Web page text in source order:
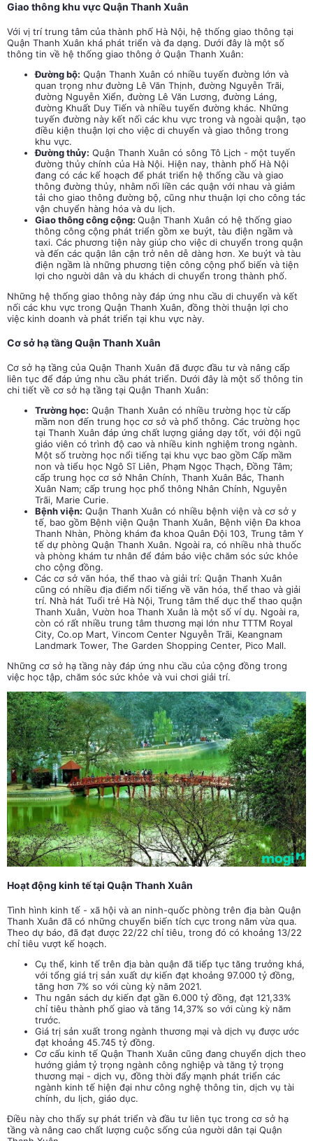
Giao thông khu vực Quận Thanh Xuân
Với vị trí trung tâm của thành phố Hà Nội, hệ thống giao thông tại
Quận Thanh Xuân khá phát triển và đa dạng. Dưới đây là một số
thông tin về hệ thống giao thông ở Quận Thanh Xuân:
Đường bộ: Quận Thanh Xuân có nhiều tuyến đường lớn và
quan trọng như đường Lê Văn Thịnh, đường Nguyễn Trãi,
đường Nguyễn Xiển, đường Lê Văn Lương, đường Láng,
đường Khuất Duy Tiến và nhiều tuyến đường khác. Những
tuyến đường này kết nối các khu vực trong và ngoài quận, tạo
điều kiện thuận lợi cho việc di chuyển và giao thông trong
khu vực.
Đường thủy: Quận Thanh Xuân có sông Tô Lịch - một tuyến
đường thủy chính của Hà Nội. Hiện nay, thành phố Hà Nội
đang có các kế hoạch để phát triển hệ thống cầu và giao
thông đường thủy, nhằm nối liền các quận với nhau và giảm
tải cho giao thông đường bộ, cũng như thuận lợi cho công tác
vận chuyển hàng hóa và du lịch.
Giao thông công cộng: Quận Thanh Xuân có hệ thống giao
thông công cộng phát triển gồm xe buýt, tàu điện ngầm và
taxi. Các phương tiện này giúp cho việc di chuyển trong quận
và đến các quận lân cận trở nên dễ dàng hơn. Xe buýt và tàu
điện ngầm là những phương tiện công cộng phổ biến và tiện
lợi cho người dân và du khách di chuyển trong thành phố.
Những hệ thống giao thông này đáp ứng nhu cầu di chuyển và kết
nối các khu vực trong Quận Thanh Xuân, đồng thời thuận lợi cho
việc kinh doanh và phát triển tại khu vực này.
Cơ sở hạ tầng Quận Thanh Xuân
Cơ sở hạ tầng của Quận Thanh Xuân đã được đầu tư và nâng cấp
liên tục để đáp ứng nhu cầu phát triển. Dưới đây là một số thông tin
chi tiết về cơ sở hạ tầng tại Quận Thanh Xuân:
Trường học: Quận Thanh Xuân có nhiều trường học từ cấp
mầm non đến trung học cơ sở và phổ thông. Các trường học
tại Thanh Xuân đáp ứng chất lượng giảng dạy tốt, với đội ngũ
giáo viên có trình độ cao và nhiều kinh nghiệm trong ngành.
Một số trường học nổi tiếng tại khu vực bao gồm Cấp mầm
non và tiểu học Ngô Sĩ Liên, Phạm Ngọc Thạch, Đồng Tâm;
cấp trung học cơ sở Nhân Chính, Thanh Xuân Bắc, Thanh
Xuân Nam; cấp trung học phổ thông Nhân Chính, Nguyễn
Trãi, Marie Curie.
Bệnh viện: Quận Thanh Xuân có nhiều bệnh viện và cơ sở y
tế, bao gồm Bệnh viện Quận Thanh Xuân, Bệnh viện Đa khoa
Thanh Nhàn, Phòng khám đa khoa Quân Đội 103, Trung tâm Y
tế dự phòng Quận Thanh Xuân. Ngoài ra, có nhiều nhà thuốc
và phòng khám tư nhân để đảm bảo việc chăm sóc sức khỏe
cho cộng đồng.
Các cơ sở văn hóa, thể thao và giải trí: Quận Thanh Xuân
cũng có nhiều địa điểm nổi tiếng về văn hóa, thể thao và giải
trí. Nhà hát Tuổi trẻ Hà Nội, Trung tâm thể dục thể thao quận
Thanh Xuân, Vườn hoa Thanh Xuân là một số ví dụ. Ngoài ra,
còn có rất nhiều trung tâm thương mại lớn như TTTM Royal
City, Co.op Mart, Vincom Center Nguyễn Trãi, Keangnam
Landmark Tower, The Garden Shopping Center, Pico Mall.
Những cơ sở hạ tầng này đáp ứng nhu cầu của cộng đồng trong
việc học tập, chăm sóc sức khỏe và vui chơi giải trí.
Hoạt động kinh tế tại Quận Thanh Xuân
Tình hình kinh tế - xã hội và an ninh-quốc phòng trên địa bàn Quận
Thanh Xuân đã có những chuyển biến tích cực trong năm vừa qua.
Theo dự báo, đã đạt được 22/22 chỉ tiêu, trong đó có khoảng 13/22
chỉ tiêu vượt kế hoạch.
Cụ thể, kinh tế trên địa bàn quận đã tiếp tục tăng trưởng khá,
với tổng giá trị sản xuất dự kiến đạt khoảng 97.000 tỷ đồng,
tăng hơn 7% so với cùng kỳ năm 2021.
Thu ngân sách dự kiến đạt gần 6.000 tỷ đồng, đạt 121,33%
chỉ tiêu thành phố giao và tăng 14,37% so với cùng kỳ năm
trước.
Giá trị sản xuất trong ngành thương mại và dịch vụ được ước
đạt khoảng 45.745 tỷ đồng.
Cơ cấu kinh tế Quận Thanh Xuân cũng đang chuyển dịch theo
hướng giảm tỷ trọng ngành công nghiệp và tăng tỷ trọng
thương mại - dịch vụ, đồng thời đẩy mạnh phát triển các
ngành kinh tế hiện đại như công nghệ thông tin, dịch vụ tài
chính, du lịch, giáo dục.
Điều này cho thấy sự phát triển và đầu tư liên tục trong cơ sở hạ
tầng và nâng cao chất lượng cuộc sống của người dân tại Quận